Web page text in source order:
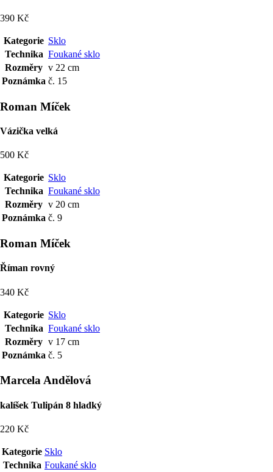
390 Kč
Kategorie Sklo
Technika Foukané sklo
Rozměry v 22 cm
Poznámka č. 15
Roman Míček
Vázička velká
500 Kč
Kategorie Sklo
Technika Foukané sklo
Rozměry v 20 cm
Poznámka č. 9
Roman Míček
Říman rovný
340 Kč
Kategorie Sklo
Technika Foukané sklo
Rozměry v 17 cm
Poznámka č. 5
Marcela Andělová
kalíšek Tulipán 8 hladký
220 Kč
Kategorie Sklo
Technika Foukané sklo